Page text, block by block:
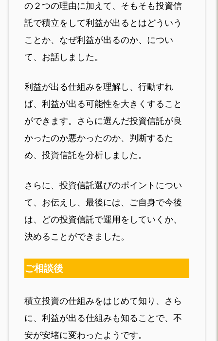
の２つの理由に加えて、そもそも投資信
託で積立をして利益が出るとはどういう
ことか、なぜ利益が出るのか、につい
て、お話しました。
利益が出る仕組みを理解し、行動すれ
ば、利益が出る可能性を大きくすること
ができます。さらに選んだ投資信託が良
かったのか悪かったのか、判断するた
め、投資信託を分析しました。
さらに、投資信託選びのポイントについ
て、お伝えし、最後には、ご自身で今後
は、どの投資信託で運用をしていくか、
決めることができました。
ご相談後
積立投資の仕組みをはじめて知り、さら
に、利益が出る仕組みも知ることで、不
安が安堵に変わったようです。